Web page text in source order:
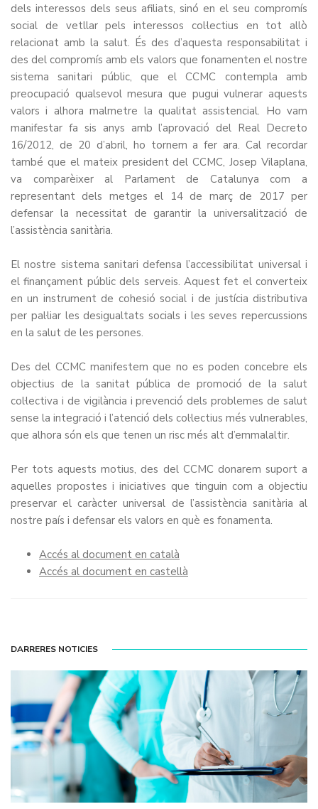
dels interessos dels seus afiliats, sinó en el seu compromís
social de vetllar pels interessos col·lectius en tot allò
relacionat amb la salut. És des d’aquesta responsabilitat i
des del compromís amb els valors que fonamenten el nostre
sistema sanitari públic, que el CCMC contempla amb
preocupació qualsevol mesura que pugui vulnerar aquests
valors i alhora malmetre la qualitat assistencial. Ho vam
manifestar fa sis anys amb l’aprovació del Real Decreto
16/2012, de 20 d’abril, ho tornem a fer ara. Cal recordar
també que el mateix president del CCMC, Josep Vilaplana,
va comparèixer al Parlament de Catalunya com a
representant dels metges el 14 de març de 2017 per
defensar la necessitat de garantir la universalització de
l’assistència sanitària.
El nostre sistema sanitari defensa l’accessibilitat universal i
el finançament públic dels serveis. Aquest fet el converteix
en un instrument de cohesió social i de justícia distributiva
per pal·liar les desigualtats socials i les seves repercussions
en la salut de les persones.
Des del CCMC manifestem que no es poden concebre els
objectius de la sanitat pública de promoció de la salut
col·lectiva i de vigilància i prevenció dels problemes de salut
sense la integració i l’atenció dels col·lectius més vulnerables,
que alhora són els que tenen un risc més alt d’emmalaltir.
Per tots aquests motius, des del CCMC donarem suport a
aquelles propostes i iniciatives que tinguin com a objectiu
preservar el caràcter universal de l’assistència sanitària al
nostre país i defensar els valors en què es fonamenta.
Accés al document en català
Accés al document en castellà
DARRERES NOTICIES